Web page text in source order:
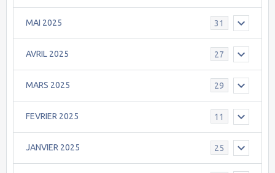
MAI 2025 31
AVRIL 2025 27
MARS 2025 29
FEVRIER 2025 11
JANVIER 2025 25